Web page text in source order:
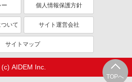
TOPへ
個人情報保護方針
いて サイト運営会社
サイトマップ
(c) AIDEM Inc.